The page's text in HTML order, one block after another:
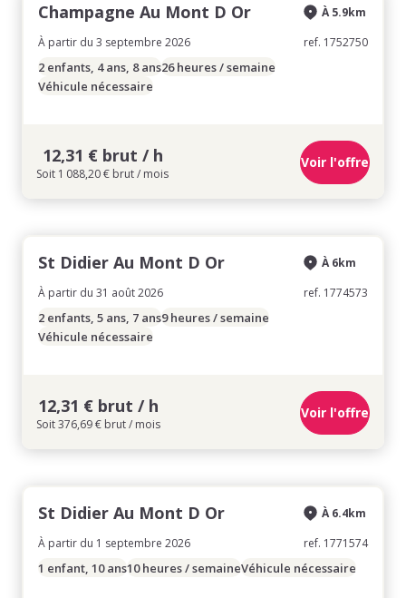
Champagne Au Mont D Or
À partir du 3 septembre 2026
À 5.9km
ref. 1752750
2 enfants, 4 ans, 8 ans26 heures / semaine
Véhicule nécessaire
12,31 € brut / h
Soit 1 088,20 € brut / mois
Voir l'offre
St Didier Au Mont D Or
À partir du 31 août 2026
À 6km
ref. 1774573
2 enfants, 5 ans, 7 ans9 heures / semaine
Véhicule nécessaire
12,31 € brut / h
Soit 376,69 € brut / mois
Voir l'offre
St Didier Au Mont D Or
À partir du 1 septembre 2026
À 6.4km
ref. 1771574
1 enfant, 10 ans10 heures / semaineVéhicule nécessaire